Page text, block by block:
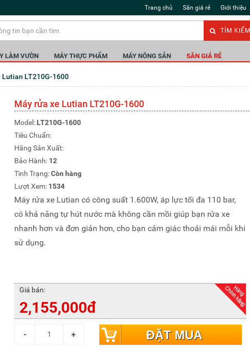
Trang chủ Săn giá rẻ Giới thiệu
TÌM KIẾM
LÀM VƯỜN MÁY THỰC PHẨM MÁY NÔNG SẢN SĂN GIÁ RẺ
Lutian LT210G-1600
Máy rửa xe Lutian LT210G-1600
Model: LT210G-1600
Tiêu Chuẩn:
Hãng Sản Xuất:
Bảo Hành: 12
Tình Trạng:Còn hàng
Lượt Xem: 1534
Máy rửa xe Lutian có công suất 1.600W, áp lực tối đa 110 bar,
có khả năng tự hút nước mà không cần mồi giúp bạn rửa xe
nhanh hơn và đơn giản hơn, cho bạn cảm giác thoải mái mỗi khi
sử dụng.
Giá bán:
2,155,000đ
ĐẶT MUA